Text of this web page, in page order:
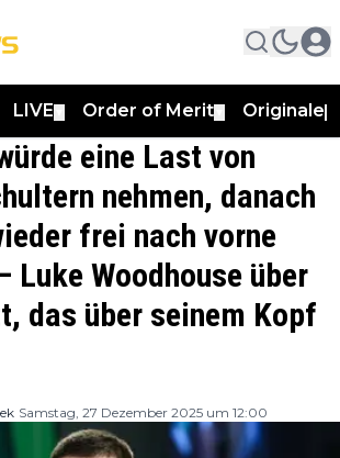
LIVE Order of Merit Originale
eine Last von
nehmen, danach
frei nach vorne
Luke Woodhouse über
das über seinem Kopf
Samstag, 27 Dezember 2025 um 12:00